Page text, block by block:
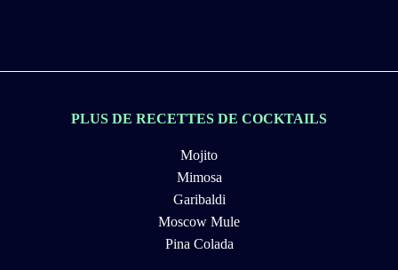
PLUS DE RECETTES DE COCKTAILS
Mojito
Mimosa
Garibaldi
Moscow Mule
Pina Colada